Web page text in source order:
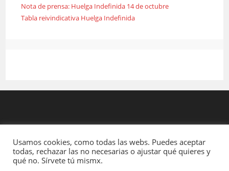
Nota de prensa: Huelga Indefinida 14 de octubre
Tabla reivindicativa Huelga Indefinida
Usamos cookies, como todas las webs. Puedes aceptar
todas, rechazar las no necesarias o ajustar qué quieres y
qué no. Sírvete tú mismx.